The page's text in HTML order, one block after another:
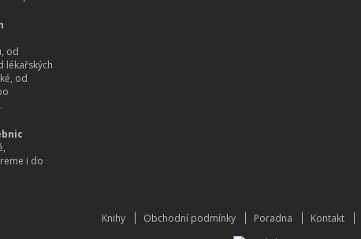
od
lékařských
od
i do
Knihy Obchodní podmínky Poradna Kontakt